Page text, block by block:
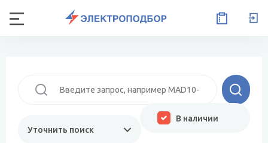
Уточнить поиск
В наличии